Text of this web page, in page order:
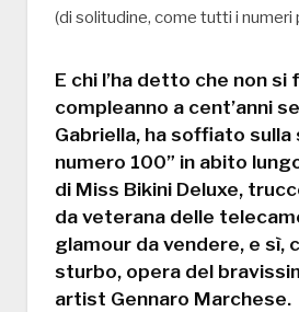
(di solitudine, come tutti i numeri
E chi l’ha detto che non
compleanno a cent’anni
Gabriella, ha soffiato sulla
numero 100” in abito
di Miss Bikini Deluxe,
da veterana delle
glamour da vendere, e sì,
sturbo, opera del
artist Gennaro Marchese.